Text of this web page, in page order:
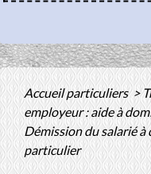
Accueil particuliers>
employeur : aide à
Démission du salarié
particulier